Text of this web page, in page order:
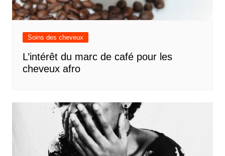
Soins des cheveux
L’intérêt du marc de café pour les
cheveux afro